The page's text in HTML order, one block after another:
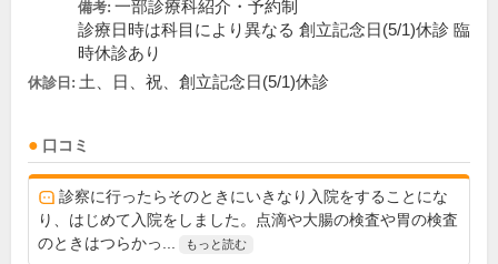
備考: 一部診療科紹介・予約制
診療日時は科目により異なる 創立記念日(5/1)休診 臨
時休診あり
休診日: 土、日、祝、創立記念日(5/1)休診
口コミ
診察に行ったらそのときにいきなり入院をすることにな
り、はじめて入院をしました。点滴や大腸の検査や胃の検査
のときはつらかっ...
もっと読む